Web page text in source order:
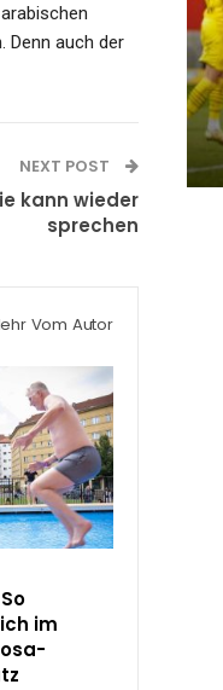
Denn auch der
NEXT POST
kann wieder
sprechen
Vom Autor
im